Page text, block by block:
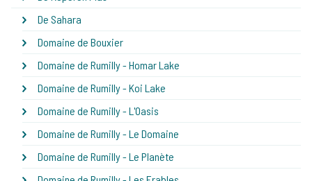
De Sahara
Domaine de Bouxier
Domaine de Rumilly - Homar Lake
Domaine de Rumilly - Koi Lake
Domaine de Rumilly - L'Oasis
Domaine de Rumilly - Le Domaine
Domaine de Rumilly - Le Planète